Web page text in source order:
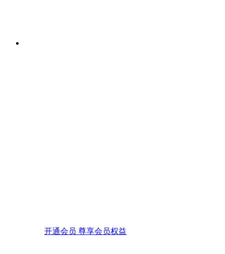
开通会员 尊享会员权益